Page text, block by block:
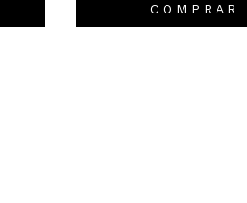
C O M P R A R